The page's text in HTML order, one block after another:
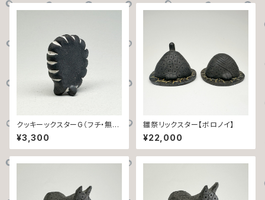
クッキーックスターG（フチ・無
文）
¥3,300
雛祭リックスター【ボロノイ】
¥22,000